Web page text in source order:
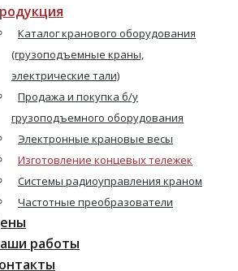
Каталог кранового оборудования
(грузоподъемные краны,
электрические тали)
Продажа и покупка б/у
грузоподъемного оборудования
Электронные крановые весы
Изготовление концевых тележек
Системы радиоуправления краном
Частотные преобразователи
работы